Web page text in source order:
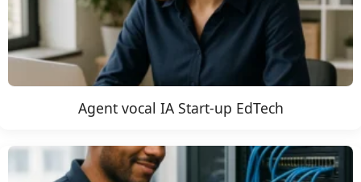
Agent vocal IA Start-up EdTech